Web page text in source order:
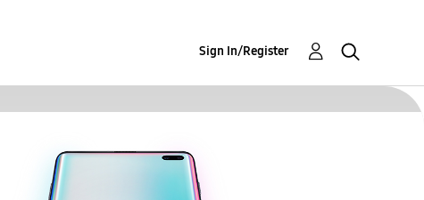
Sign In/Register